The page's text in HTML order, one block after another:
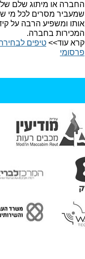
החברה או מיתוג שלם
שמעביר מסרים לכל מי
אותו ומשפיע הרבה על
המכירות בחברה.
קרא עוד>> טיפים
פרסומי